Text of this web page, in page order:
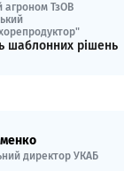
агроном ТзОВ
шаблонних рішень
директор УКАБ